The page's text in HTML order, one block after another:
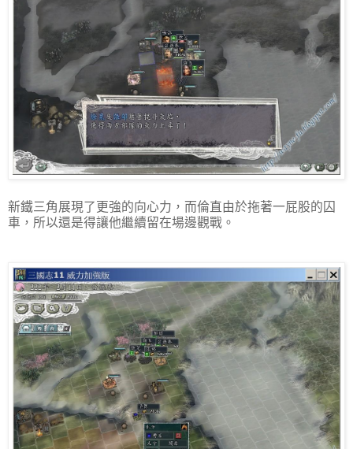
新鐵三角展現了更強的向心力，而倫直由於拖著一屁股的囚
車，所以還是得讓他繼續留在場邊觀戰。